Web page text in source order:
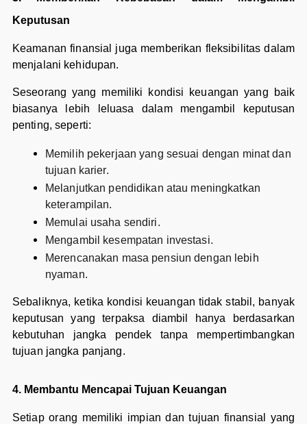
Keputusan
Keamanan finansial juga memberikan fleksibilitas dalam
menjalani kehidupan.
Seseorang yang memiliki kondisi keuangan yang baik
biasanya lebih leluasa dalam mengambil keputusan
penting, seperti:
Memilih pekerjaan yang sesuai dengan minat dan
tujuan karier.
Melanjutkan pendidikan atau meningkatkan
keterampilan.
Memulai usaha sendiri.
Mengambil kesempatan investasi.
Merencanakan masa pensiun dengan lebih
nyaman.
Sebaliknya, ketika kondisi keuangan tidak stabil, banyak
keputusan yang terpaksa diambil hanya berdasarkan
kebutuhan jangka pendek tanpa mempertimbangkan
tujuan jangka panjang.
4. Membantu Mencapai Tujuan Keuangan
Setiap orang memiliki impian dan tujuan finansial yang